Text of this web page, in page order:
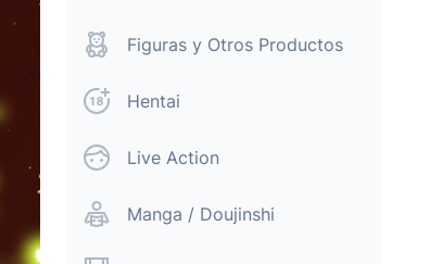
Figuras y Otros Productos
Hentai
Live Action
Manga / Doujinshi